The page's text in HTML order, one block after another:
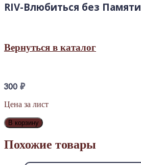
RIV-Влюбиться без Памяти
Вернуться в каталог
300₽
Цена за лист
В корзину
Похожие товары